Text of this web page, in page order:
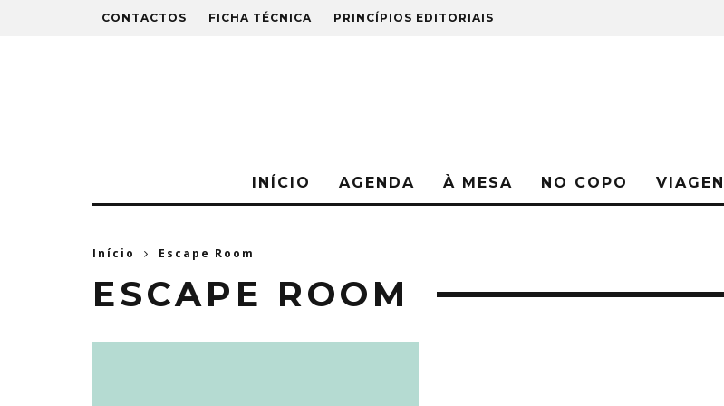
CONTACTOS FICHA TÉCNICA PRINCÍPIOS EDITORIAIS
INÍCIO AGENDA À MESA NO COPO
Início Escape Room
ESCAPE ROOM